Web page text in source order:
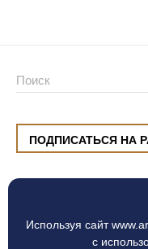
Используя сайт
с
ПОДПИСАТЬСЯ НА
ул. Малышева, 8,
Процесс оплаты